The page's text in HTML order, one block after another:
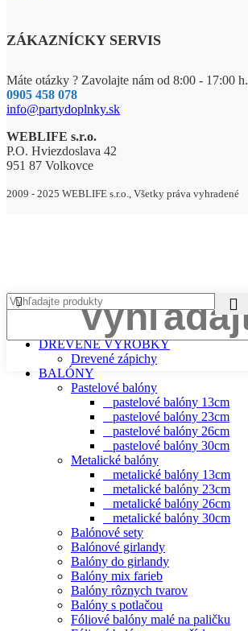
ZÁKAZNÍCKY SERVIS
Máte otázky ? Zavolajte nám od 8:00 - 17:00 h.
0905 458 078
info@partydoplnky.sk
WEBLIFE s.r.o.
P.O. Hviezdoslava 42
951 87 Volkovce
2009 - 2025 WEBLIFE s.r.o., Všetky práva vyhradené
AKCIA – MEGA ZĽAVY AŽ DO 70%
DREVENÉ VÝROBKY
Drevené zápichy
BALÓNY
Pastelové balóny
pastelové balóny 13cm
pastelové balóny 23cm
pastelové balóny 26cm
pastelové balóny 30cm
Metalické balóny
metalické balóny 13cm
metalické balóny 23cm
metalické balóny 26cm
metalické balóny 30cm
Balónové sety
Balónové girlandy
Balóny do girlandy
Balóny mix farieb
Balóny rôznych tvarov
Balóny s potlačou
Fóliové balóny malé na paličku